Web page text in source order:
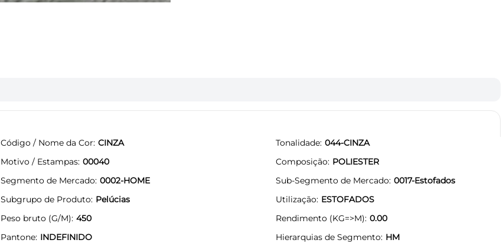
Código / Nome da Cor CINZA Tonalidade 044-CINZA
Motivo / Estampas 00040 Composição POLIESTER
Segmento de Mercado 0002-HOME Sub-Segmento de Mercado 0017-Estofados
Subgrupo de Produto Pelúcias Utilização ESTOFADOS
Peso bruto (G/M) 450 Rendimento (KG=>M) 0.00
Pantone INDEFINIDO Hierarquias de Segmento HM